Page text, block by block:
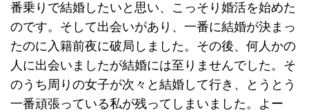
番乗りで結婚したいと思い、こっそり婚活を始めた
のです。そして出会いがあり、一番に結婚が決まっ
たのに入籍前夜に破局しました。その後、何人かの
人に出会いましたが結婚には至りませんでした。そ
のうち周りの女子が次々と結婚して行き、とうとう
一番頑張っている私が残ってしまいました。よー